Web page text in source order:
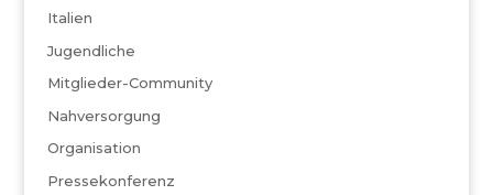
Italien
Jugendliche
Mitglieder-Community
Nahversorgung
Organisation
Pressekonferenz